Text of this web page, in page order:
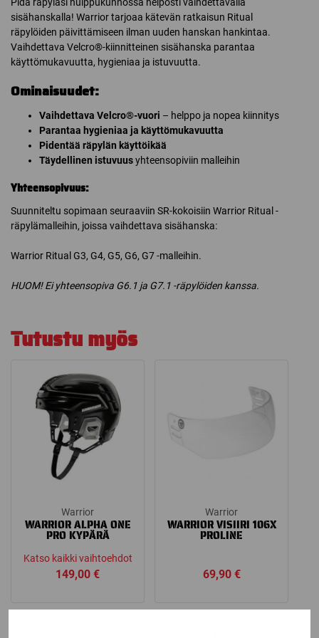
sisähanskalla! Warriortarjoaa kätevän ratkaisun Ritual
räpylöiden päivittämiseen ilman uuden hanskan hankintaa.
Vaihdettava Velcro®-kiinnitteinen sisähanska parantaa
käyttömukavuutta, hygieniaa ja istuvuutta.
Ominaisuudet:
Vaihdettava Velcro®-vuori – helppo ja nopea kiinnitys
Parantaa hygieniaa ja käyttömukavuutta
Pidentää räpylän käyttöikää
Täydellinen istuvuusyhteensopiviin malleihin
Yhteensopivuus:
Suunniteltu sopimaan seuraaviin SR-kokoisiin Warrior Ritual -
räpylämalleihin, joissa vaihdettava sisähanska:
Warrior Ritual G3, G4, G5, G6, G7 -malleihin.
HUOM! Ei yhteensopiva G6.1 ja G7.1 -räpylöiden kanssa.
Tutustu myös
Warrior
WARRIOR ALPHA ONE
PRO KYPÄRÄ
Katso kaikki vaihtoehdot
149,00€
Warrior
WARRIOR VISIIRI 106X
PROLINE
69,90 €